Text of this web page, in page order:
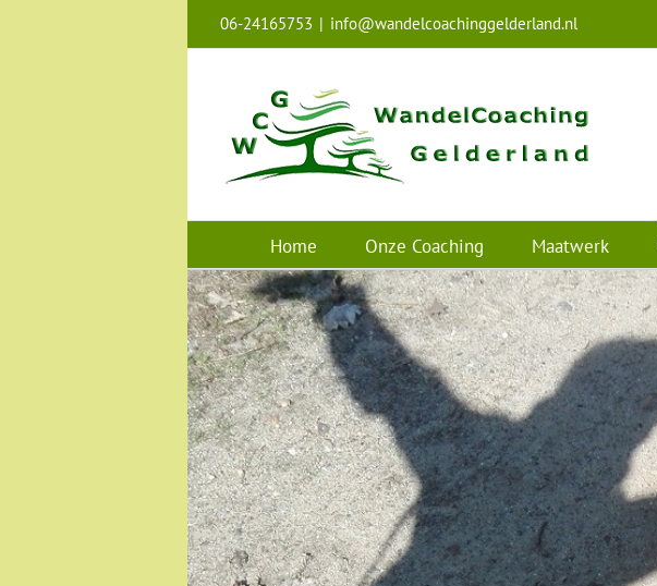
06-24165753 | info@wandelcoachinggelderland.nl
Home Onze Coaching Maatwerk
Anke van de Lockant